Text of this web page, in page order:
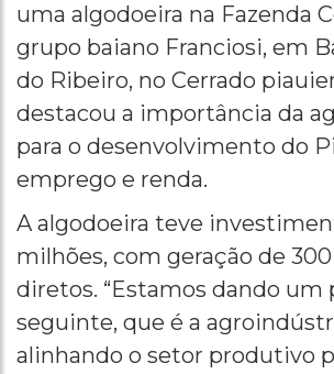
uma algodoeira na Fazenda
grupo baiano Franciosi, em
do Ribeiro, no Cerrado
destacou a importância da
para o desenvolvimento do
emprego e renda.
A algodoeira teve
milhões, com geração de
diretos. “Estamos dando um
seguinte, que é a
alinhando o setor produtivo